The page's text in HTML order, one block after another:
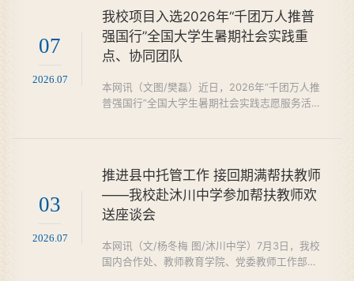
讲座，为离校未就业毕业生、本地青年学子提供
一站式职业指导服务。本次讲座采用线下会场
+线上直播同步开展模式，面向离校未就业毕业
生、本地青年同步开放。宣讲前期，学院专家团
07
2026.07
我校项目入选2026年“千团万人推普
强国行”全国大学生暑期社会实践重
点、协同团队
本网讯（文图/樊磊）近日，2026年“千团万人推
普强国行”全国大学生暑期社会实践志愿服务活动
项目，团队入选数量再创新高。2026年“千团万
人推普强国行”全国大学生暑期社会实践志愿服务
活动重点团队名单【部分】本次征集吸引全国
1515所高校的8117支团队、8万余名师生报名参
03
2026.07
推进县中托管工作 接回期满帮扶教师
——我校赴沐川中学参加帮扶教师欢
送座谈会
本网讯（文/杨冬梅 图/沐川中学）7月3日，我校
国内合作处、教师教育学院、党委教师工作部相